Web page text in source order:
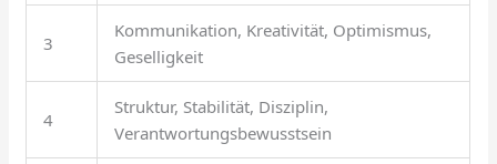
3
Kommunikation, Kreativität, Optimismus,
Geselligkeit
4
Struktur, Stabilität, Disziplin,
Verantwortungsbewusstsein